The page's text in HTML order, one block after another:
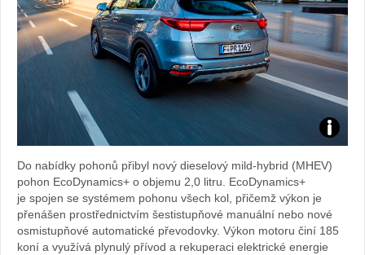
Foto:
archiv
webu
Do nabídky pohonů přibyl nový dieselový mild-hybrid (MHEV)
pohon EcoDynamics+ o objemu 2,0 litru. EcoDynamics+
je spojen se systémem pohonu všech kol, přičemž výkon je
přenášen prostřednictvím šestistupňové manuální nebo nové
osmistupňové automatické převodovky. Výkon motoru činí 185
koní a využívá plynulý přívod a rekuperaci elektrické energie